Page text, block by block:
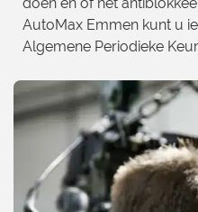
AutoMax Emmen kunt u
Algemene Periodieke